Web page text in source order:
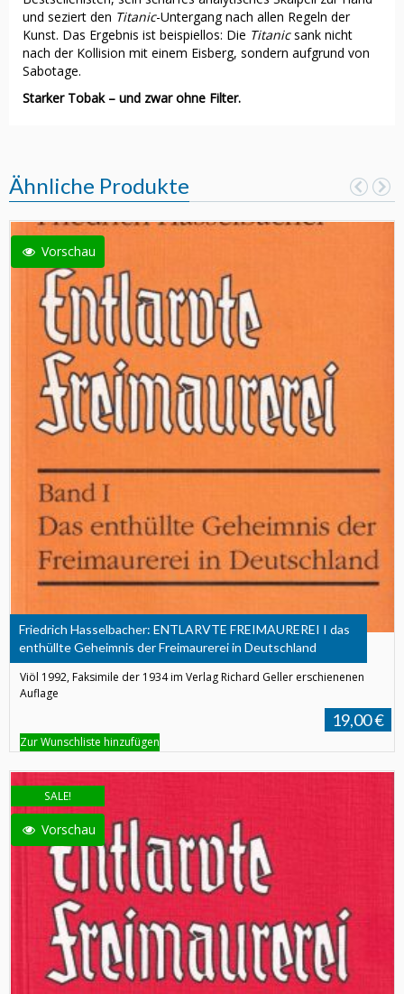
und seziert den Titanic-Untergang nach allen Regeln der
Kunst. Das Ergebnis ist beispiellos: Die Titanicsank nicht
nach der Kollision mit einem Eisberg, sondern aufgrund von
Sabotage.
Starker Tobak – und zwar ohne Filter.
Ähnliche Produkte
Vorschau
Friedrich Hasselbacher: ENTLARVTE FREIMAUREREI I das
enthüllte Geheimnis der Freimaurerei in Deutschland
Viöl 1992, Faksimile der 1934 im Verlag Richard Geller erschienenen
Auflage
19,00 €
Zur Wunschliste hinzufügen
SALE!
Vorschau